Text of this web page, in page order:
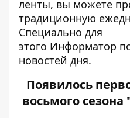
ленты, вы можете
традиционную
Специально для
этого Информатор
новостей дня.
Появилось
восьмого